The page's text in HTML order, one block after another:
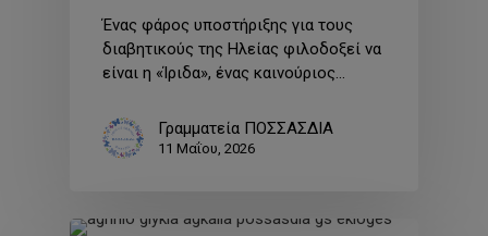
Ένας φάρος υποστήριξης για τους
διαβητικούς της Ηλείας φιλοδοξεί να
είναι η «Ίριδα», ένας καινούριος…
Γραμματεία ΠΟΣΣΑΣΔΙΑ
11 Μαΐου, 2026